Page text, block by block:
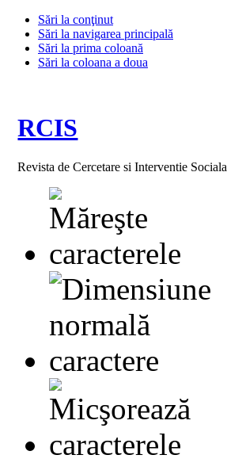
Sări la conţinut
Sări la navigarea principală
Sări la prima coloană
Sări la coloana a doua
RCIS
Revista de Cercetare si Interventie Sociala